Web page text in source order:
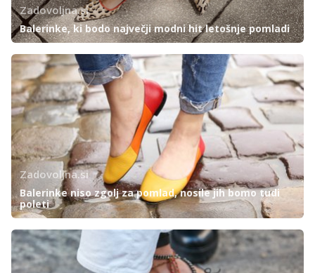
Zadovoljna.si
Balerinke, ki bodo največji modni hit letošnje pomladi
Zadovoljna.si
Balerinke niso zgolj za pomlad, nosile jih bomo tudi
poleti